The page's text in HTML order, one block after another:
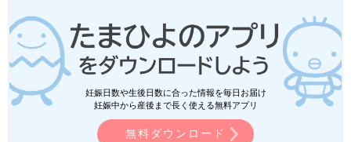
妊娠日数や生後日数に合った情報を毎日お届け
妊娠中から産後まで長く使える無料アプリ
無料ダウンロード